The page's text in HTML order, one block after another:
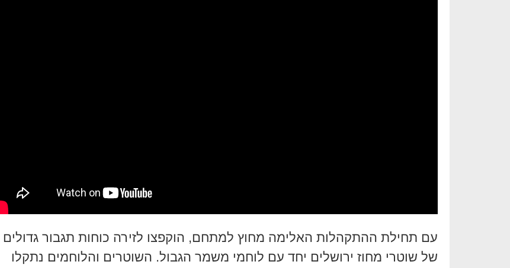
עם תחילת ההתקהלות האלימה מחוץ למתחם, הוקפצו לזירה כוחות תגבור גדולים
של שוטרי מחוז ירושלים יחד עם לוחמי משמר הגבול. השוטרים והלוחמים נתקלו